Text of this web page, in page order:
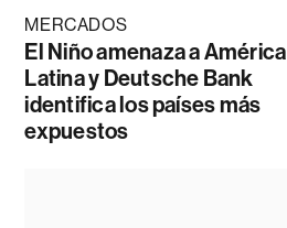
MERCADOS
El Niño amenaza a América
Latina y Deutsche Bank
identifica los países más
expuestos